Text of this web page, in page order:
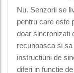
Nu. Senzorii se
pentru care este
doar sincronizati
recunoasca si
instructiuni de
diferi in functie